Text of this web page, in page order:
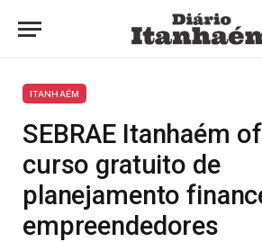
ITANHAÉM
SEBRAE Itanhaém
curso gratuito de
planejamento
empreendedores